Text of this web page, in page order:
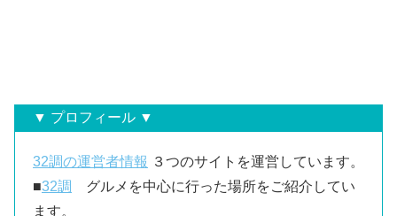
▼ プロフィール ▼
32調の運営者情報 ３つのサイトを運営しています。
■32調
グルメを中心に行った場所をご紹介してい
ます。